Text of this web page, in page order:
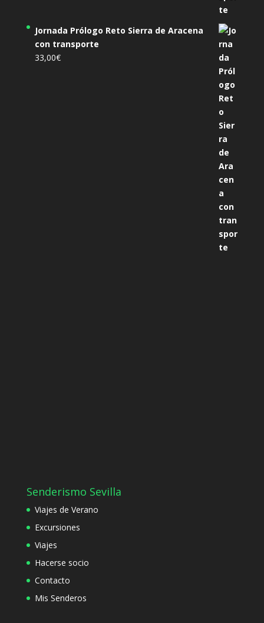
Jornada Prólogo Reto Sierra de Aracena
con transporte
33,00€
Senderismo Sevilla
Viajes de Verano
Excursiones
Viajes
Hacerse socio
Contacto
Mis Senderos